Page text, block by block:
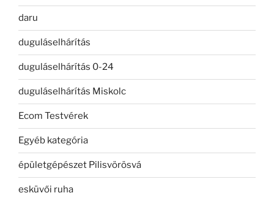
daru
duguláselhárítás
duguláselhárítás 0-24
duguláselhárítás Miskolc
Ecom Testvérek
Egyéb kategória
épületgépészet Pilisvörösvá
esküvői ruha